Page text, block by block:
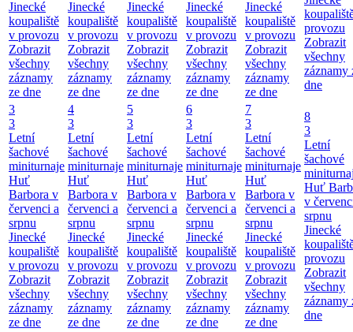
Jinecké
koupaliště
v provozu
Zobrazit
všechny
záznamy
ze dne
Jinecké
koupaliště
v provozu
Zobrazit
všechny
záznamy
ze dne
Jinecké
koupaliště
v provozu
Zobrazit
všechny
záznamy
ze dne
Jinecké
koupaliště
v provozu
Zobrazit
všechny
záznamy
ze dne
Jinecké
koupaliště
v provozu
Zobrazit
všechny
záznamy
ze dne
provozu
Zobrazit
všechny
záznamy
dne
3
3
Letní
šachové
miniturnaje
Huť
Barbora v
červenci a
srpnu
Jinecké
koupaliště
v provozu
Zobrazit
všechny
záznamy
ze dne
4
3
Letní
šachové
miniturnaje
Huť
Barbora v
červenci a
srpnu
Jinecké
koupaliště
v provozu
Zobrazit
všechny
záznamy
ze dne
5
3
Letní
šachové
miniturnaje
Huť
Barbora v
červenci a
srpnu
Jinecké
koupaliště
v provozu
Zobrazit
všechny
záznamy
ze dne
6
3
Letní
šachové
miniturnaje
Huť
Barbora v
červenci a
srpnu
Jinecké
koupaliště
v provozu
Zobrazit
všechny
záznamy
ze dne
7
3
Letní
šachové
miniturnaje
Huť
Barbora v
červenci a
srpnu
Jinecké
koupaliště
v provozu
Zobrazit
všechny
záznamy
ze dne
8
3
Letní
šachové
Huť
v
srpnu
Jinecké
provozu
Zobrazit
všechny
záznamy
dne